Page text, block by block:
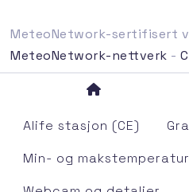
MeteoNetwork-sertifisert
MeteoNetwork-nettverk -
Alife stasjon (CE)
Min- og makstemperatur